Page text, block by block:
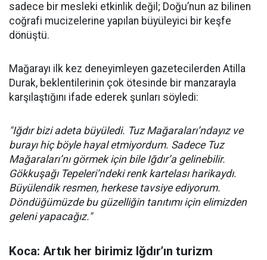
sadece bir mesleki etkinlik değil; Doğu’nun az bilinen
coğrafi mucizelerine yapılan büyüleyici bir keşfe
dönüştü.
Mağarayı ilk kez deneyimleyen gazetecilerden Atilla
Durak, beklentilerinin çok ötesinde bir manzarayla
karşılaştığını ifade ederek şunları söyledi:
"Iğdır bizi adeta büyüledi. Tuz Mağaraları’ndayız ve
burayı hiç böyle hayal etmiyordum. Sadece Tuz
Mağaraları’nı görmek için bile Iğdır’a gelinebilir.
Gökkuşağı Tepeleri’ndeki renk kartelası harikaydı.
Büyülendik resmen, herkese tavsiye ediyorum.
Döndüğümüzde bu güzelliğin tanıtımı için elimizden
geleni yapacağız."
Koca: Artık her birimiz Iğdır’ın turizm